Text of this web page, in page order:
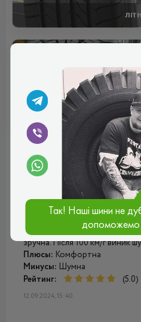
Отзывы (1)
Взяв на зиму нову, я був у шоці,
єдине на гору крижану не зміг
довелося з розгону. По
зручна. Після 100 км/г виник
Плюсы: Комфортна
Минусы: Шумна
Рейтинг:
(5.0)
12.09.2024, 15:40
Так! Наші шини не
допоможемо